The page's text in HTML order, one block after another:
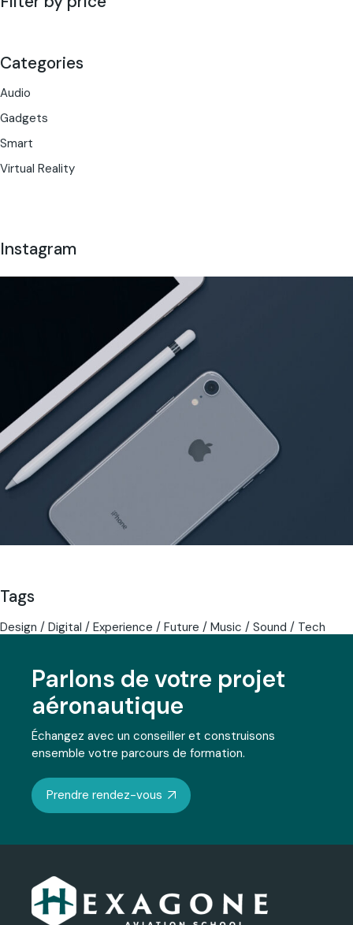
Categories
Audio
Gadgets
Smart
Virtual Reality
Instagram
Tags
Design Digital Experience Future Music Sound Tech
Parlons de votre projet
aéronautique
Échangez avec un conseiller et construisons
ensemble votre parcours de formation.
Prendre rendez-vous